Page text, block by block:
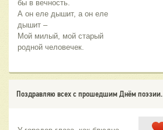
бы в вечность.
А он еле дышит, а он еле
дышит –
Мой милый, мой старый
родной человечек.
Поздравляю всех с прошедшим Днём поэзии.